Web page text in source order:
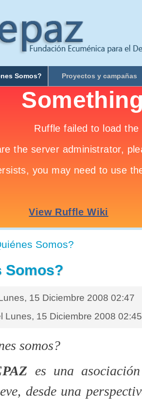
Somos? Proyectos y campañas
Somos?
Somos?
15 Diciembre 2008 02:47
Lunes, 15 Diciembre 2008 02:45
somos?
es una
desde una